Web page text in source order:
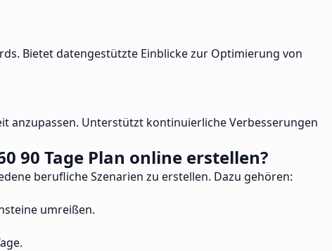
Bietet datengestützte Einblicke zur Optimierung von
anzupassen. Unterstützt kontinuierliche Verbesserungen
90 Tage Plan online erstellen?
berufliche Szenarien zu erstellen. Dazu gehören:
umreißen.